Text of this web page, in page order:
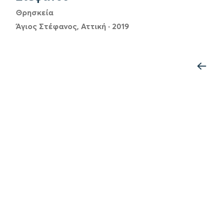
Θρησκεία
Άγιος Στέφανος, Αττική · 2019